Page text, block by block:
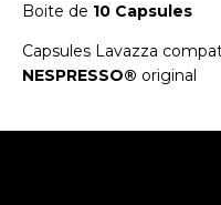
Boite de 10 Capsules
Capsules Lavazza
NESPRESSO® original